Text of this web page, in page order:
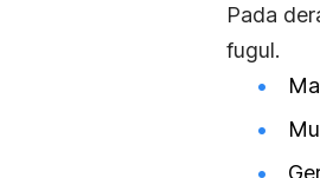
Pada
fugul.